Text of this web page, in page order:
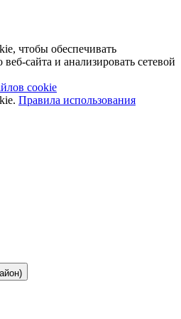
чтобы обеспечивать
сайта и анализировать сетевой
cookie
Правила использования